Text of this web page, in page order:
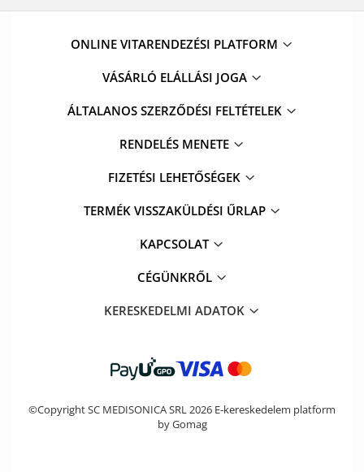
ONLINE VITARENDEZÉSI PLATFORM
VÁSÁRLÓ ELÁLLÁSI JOGA
ÁLTALANOS SZERZŐDÉSI FELTÉTELEK
RENDELÉS MENETE
FIZETÉSI LEHETŐSÉGEK
TERMÉK VISSZAKÜLDÉSI ŰRLAP
KAPCSOLAT
CÉGÜNKRŐL
KERESKEDELMI ADATOK
©Copyright SC MEDISONICA SRL 2026 E-kereskedelem platform
by Gomag